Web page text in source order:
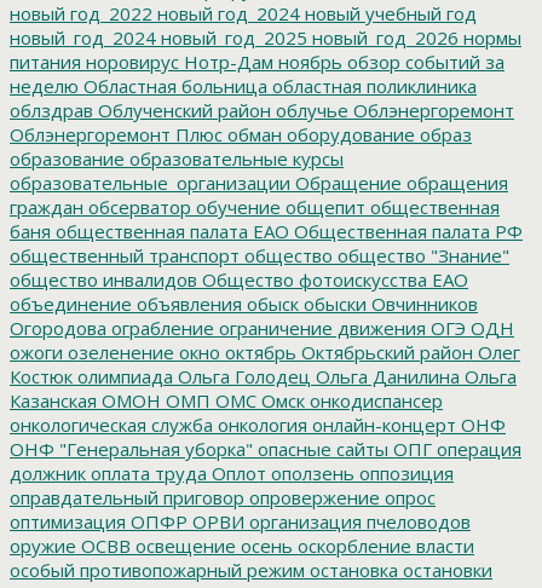
новый год_2022 новый год_2024 новый учебный год
новый_год_2024 новый_год_2025 новый_год_2026 нормы
питания норовирус Нотр-Дам ноябрь обзор событий за
неделю Областная больница областная поликлиника
облздрав Облученский район облучье Облэнергоремонт
Облэнергоремонт Плюс обман оборудование образ
образование образовательные курсы
образовательные_организации Обращение обращения
граждан обсерватор обучение общепит общественная
баня общественная палата ЕАО Общественная палата РФ
общественный транспорт общество общество "Знание"
общество инвалидов Общество фотоискусства ЕАО
объединение объявления обыск обыски Овчинников
Огородова ограбление ограничение движения ОГЭ ОДН
ожоги озеленение окно октябрь Октябрьский район Олег
Костюк олимпиада Ольга Голодец Ольга Данилина Ольга
Казанская ОМОН ОМП ОМС Омск онкодиспансер
онкологическая служба онкология онлайн-концерт ОНФ
ОНФ "Генеральная уборка" опасные сайты ОПГ операция
должник оплата труда Оплот оползень оппозиция
оправдательный приговор опровержение опрос
оптимизация ОПФР ОРВИ организация пчеловодов
оружие ОСВВ освещение осень оскорбление власти
особый противопожарный режим остановка остановки